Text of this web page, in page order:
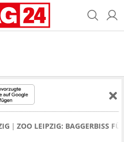
ZOO LEIPZIG: BAGGERBISS